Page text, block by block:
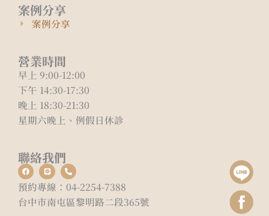
案例分享
案例分享
營業時間
早上 9:00-12:00
下午 14:30-17:30
晚上 18:30-21:30
星期六晚上、例假日休診
聯絡我們
F
a
c
e
o
o
L
i
n
e
P
h
o
n
-
a
預約專線：04-2254-7388
台中市南屯區黎明路二段365號